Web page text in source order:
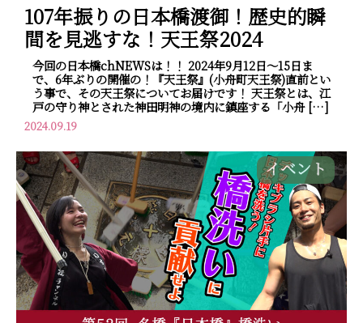
107年振りの日本橋渡御！歴史的瞬
間を見逃すな！天王祭2024
今回の日本橋chNEWSは！！ 2024年9月12日～15日ま
で、6年ぶりの開催の！『天王祭』(小舟町天王祭)直前とい
う事で、その天王祭についてお届けです！ 天王祭とは、江
戸の守り神とされた神田明神の境内に鎮座する「小舟 […]
2024.09.19
イベント